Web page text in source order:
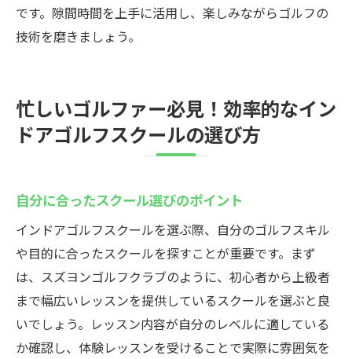
です。隙間時間を上手に活用し、楽しみながらゴルフの
技術を磨きましょう。
忙しいゴルファー必見！効率的なイン
ドアゴルフスクールの選び方
自分に合ったスクール選びのポイント
インドアゴルフスクールを選ぶ際、自分のゴルフスキル
や目的に合ったスクールを探すことが重要です。まず
は、スズヨンゴルフクラブのように、初心者から上級者
まで幅広いレッスンを提供しているスクールを選ぶと良
いでしょう。レッスン内容が自分のレベルに適している
か確認し、体験レッスンを受けることで実際に雰囲気を